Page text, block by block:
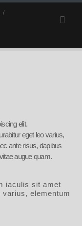
elit.
eget leo varius,
ante risus, dapibus
augue quam.
iaculis sit amet
elementum